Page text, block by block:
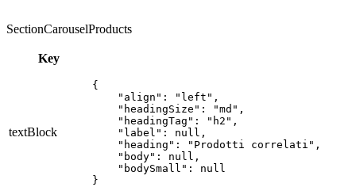
SectionCarouselProducts
Key
textBlock
{
    "align": "left",
    "headingSize": "md",
    "headingTag": "h2",
    "label": null,
    "heading": "Prodotti correlati",
    "body": null,
    "bodySmall": null
}